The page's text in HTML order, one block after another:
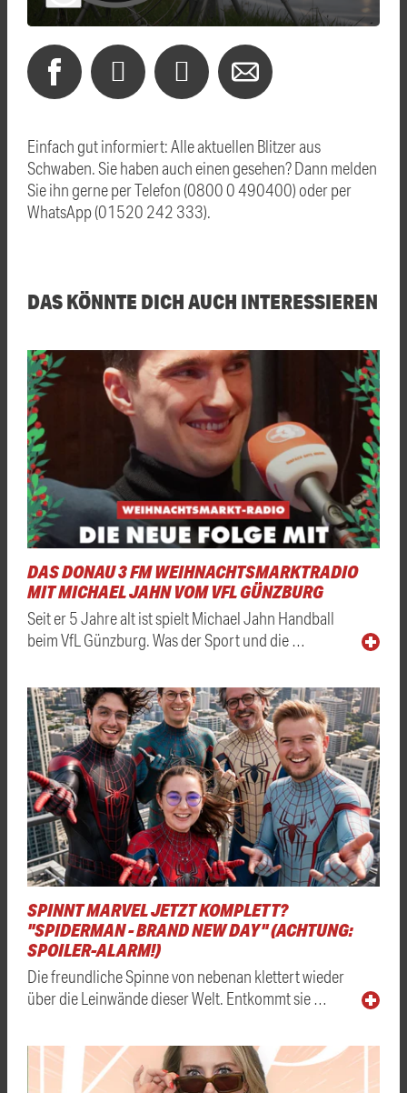
Einfach gut informiert: Alle aktuellen Blitzer aus
Schwaben. Sie haben auch einen gesehen? Dann melden
Sie ihn gerne per Telefon (0800 0 490400) oder per
WhatsApp (01520 242 333).
DAS KÖNNTE DICH AUCH INTERESSIEREN
DAS DONAU 3 FM WEIHNACHTSMARKTRADIO
MIT MICHAEL JAHN VOM VFL GÜNZBURG
Seit er 5 Jahre alt ist spielt Michael Jahn Handball
beim VfL Günzburg. Was der Sport und die …
SPINNT MARVEL JETZT KOMPLETT?
"SPIDERMAN - BRAND NEW DAY" (ACHTUNG:
SPOILER-ALARM!)
Die freundliche Spinne von nebenan klettert wieder
über die Leinwände dieser Welt. Entkommt sie …